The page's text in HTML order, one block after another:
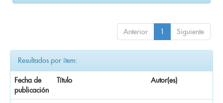
Anterior 1 Siguiente
Resultados por ítem:
Fecha de
publicación
Título Autor(es)